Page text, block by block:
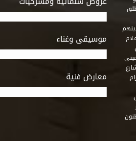
موسيقى وغناء
معارض فنية
مبني